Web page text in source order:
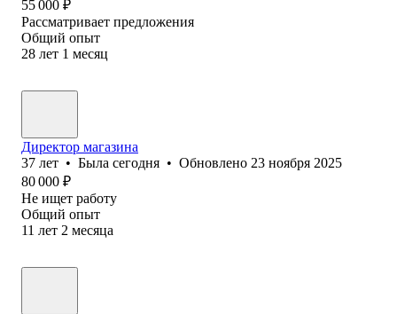
55 000 ₽
Рассматривает предложения
Общий опыт
28 лет 1 месяц
Директор магазина
37 лет • Была сегодня • Обновлено 23 ноября 2025
80 000 ₽
Не ищет работу
Общий опыт
11 лет 2 месяца